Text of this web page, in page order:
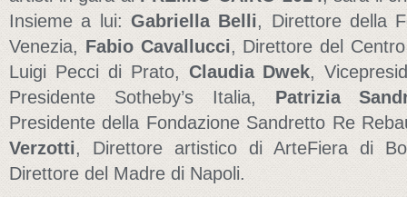
Insieme a lui: Gabriella Belli, Direttore della
Venezia, Fabio Cavallucci, Direttore del
Luigi Pecci di Prato, Claudia Dwek,
Presidente Sotheby’s Italia, Patrizia
Presidente della Fondazione Sandretto Re
Verzotti,
Direttore artistico di ArteFiera di
Direttore del Madre di Napoli.